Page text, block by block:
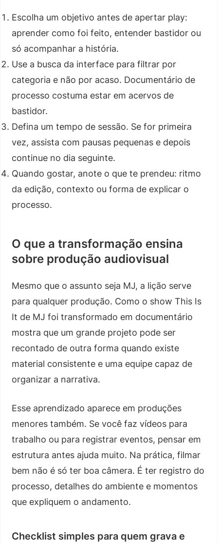
Escolha um objetivo antes de apertar play:
aprender como foi feito, entender bastidor ou
só acompanhar a história.
Use a busca da interface para filtrar por
categoria e não por acaso. Documentário de
processo costuma estar em acervos de
bastidor.
Defina um tempo de sessão. Se for primeira
vez, assista com pausas pequenas e depois
continue no dia seguinte.
Quando gostar, anote o que te prendeu: ritmo
da edição, contexto ou forma de explicar o
processo.
O que a transformação ensina
sobre produção audiovisual
Mesmo que o assunto seja MJ, a lição serve
para qualquer produção. Como o show This Is
It de MJ foi transformado em documentário
mostra que um grande projeto pode ser
recontado de outra forma quando existe
material consistente e uma equipe capaz de
organizar a narrativa.
Esse aprendizado aparece em produções
menores também. Se você faz vídeos para
trabalho ou para registrar eventos, pensar em
estrutura antes ajuda muito. Na prática, filmar
bem não é só ter boa câmera. É ter registro do
processo, detalhes do ambiente e momentos
que expliquem o andamento.
Checklist simples para quem grava e